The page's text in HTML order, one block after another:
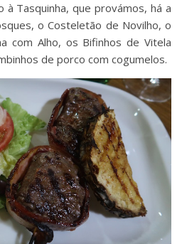
à Tasquinha, que provámos, há a
o Costeletão de Novilho, o
com Alho, os Bifinhos de Vitela
de porco com cogumelos.